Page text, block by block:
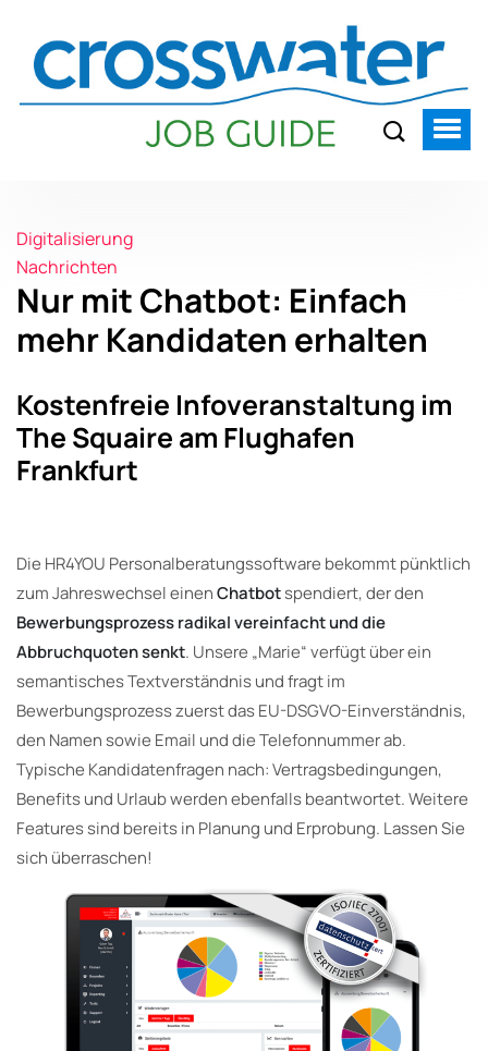
Digitalisierung
Nachrichten
Nur mit Chatbot: Einfach
mehr Kandidaten erhalten
Kostenfreie Infoveranstaltung im
The Squaire am Flughafen
Frankfurt
Die HR4YOU Personalberatungssoftware bekommt pünktlich
zum Jahreswechsel einenChatbotspendiert, der den
Bewerbungsprozess radikal vereinfacht und die
Abbruchquoten senkt. Unsere „Marie“ verfügt über ein
semantisches Textverständnis und fragt im
Bewerbungsprozess zuerst das EU-DSGVO-Einverständnis,
den Namen sowie Email und die Telefonnummer ab.
Typische Kandidatenfragen nach: Vertragsbedingungen,
Benefits und Urlaub werden ebenfalls beantwortet. Weitere
Features sind bereits in Planung und Erprobung. Lassen Sie
sich überraschen!